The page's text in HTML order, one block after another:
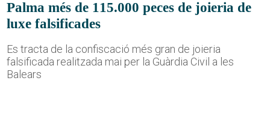
Palma més de 115.000 peces de joieria de
luxe falsificades
Es tracta de la confiscació més gran de joieria
falsificada realitzada mai per la Guàrdia Civil a les
Balears